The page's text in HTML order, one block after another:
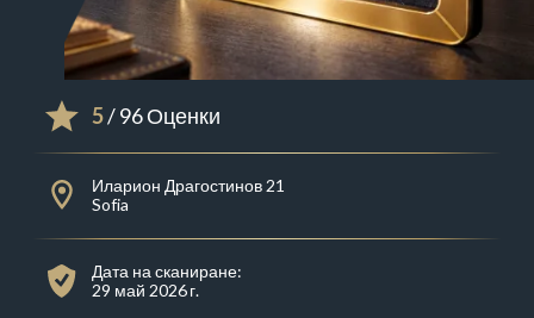
5/ 96 Оценки
Иларион Драгостинов 21
Sofia
Дата на сканиране:
29 май 2026 г.